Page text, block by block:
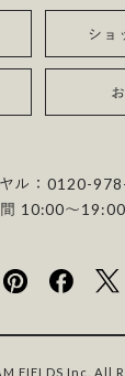
ショ
ル：0120-
間 10:00〜19:00
FIELDS Inc. All